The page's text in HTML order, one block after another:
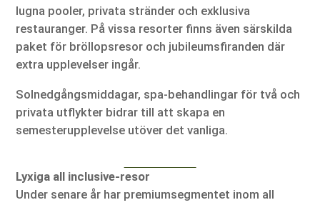
lugna pooler, privata stränder och exklusiva
restauranger. På vissa resorter finns även särskilda
paket för bröllopsresor och jubileumsfiranden där
extra upplevelser ingår.
Solnedgångsmiddagar, spa-behandlingar för två och
privata utflykter bidrar till att skapa en
semesterupplevelse utöver det vanliga.
Lyxiga all inclusive-resor
Under senare år har premiumsegmentet inom all